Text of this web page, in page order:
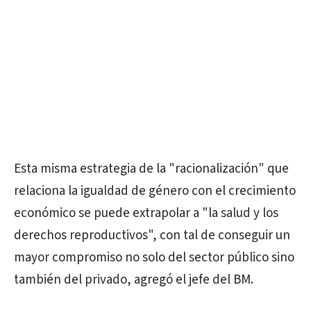
Esta misma estrategia de la "racionalización" que
relaciona la igualdad de género con el crecimiento
económico se puede extrapolar a "la salud y los
derechos reproductivos", con tal de conseguir un
mayor compromiso no solo del sector público sino
también del privado, agregó el jefe del BM.